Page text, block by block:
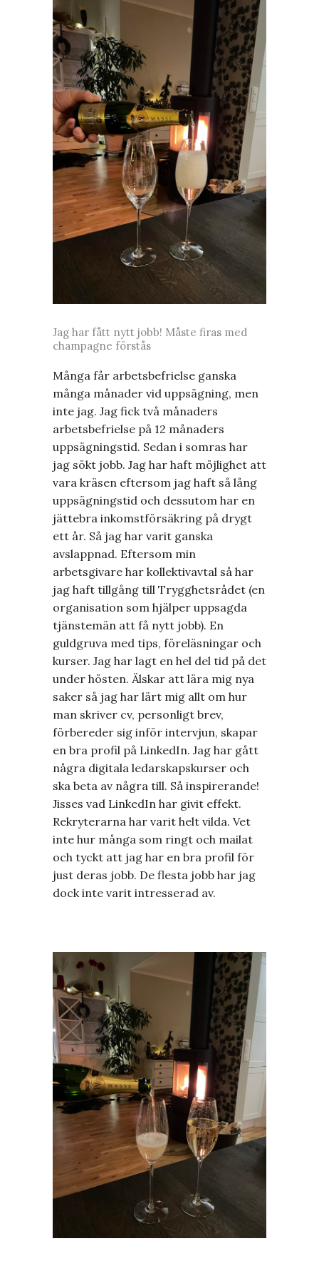
Jag har fått nytt jobb! Måste firas med
champagne förstås
Många får arbetsbefrielse ganska
många månader vid uppsägning, men
inte jag. Jag fick två månaders
arbetsbefrielse på 12 månaders
uppsägningstid. Sedan i somras har
jag sökt jobb. Jag har haft möjlighet att
vara kräsen eftersom jag haft så lång
uppsägningstid och dessutom har en
jättebra inkomstförsäkring på drygt
ett år. Så jag har varit ganska
avslappnad. Eftersom min
arbetsgivare har kollektivavtal så har
jag haft tillgång till Trygghetsrådet (en
organisation som hjälper uppsagda
tjänstemän att få nytt jobb). En
guldgruva med tips, föreläsningar och
kurser. Jag har lagt en hel del tid på det
under hösten. Älskar att lära mig nya
saker så jag har lärt mig allt om hur
man skriver cv, personligt brev,
förbereder sig inför intervjun, skapar
en bra profil på LinkedIn. Jag har gått
några digitala ledarskapskurser och
ska beta av några till. Så inspirerande!
Jisses vad LinkedIn har givit effekt.
Rekryterarna har varit helt vilda. Vet
inte hur många som ringt och mailat
och tyckt att jag har en bra profil för
just deras jobb. De flesta jobb har jag
dock inte varit intresserad av.